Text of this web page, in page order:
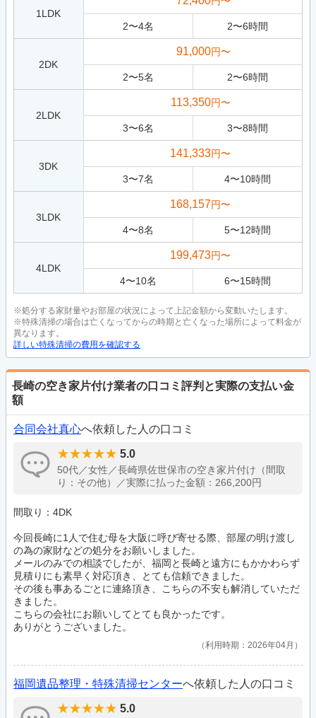
1LDK
2〜4名 2〜6時間
2DK
91,000円〜
2〜5名 2〜6時間
2LDK
113,350円〜
3〜6名 3〜8時間
3DK
141,333円〜
3〜7名 4〜10時間
3LDK
168,157円〜
4〜8名 5〜12時間
4LDK
199,473円〜
4〜10名 6〜15時間
※処分する家財量やお部屋の状況によって上記金額から変動いたします。
※特殊清掃の場合は亡くなってからの時期と亡くなった場所によって料金が
異なります。
詳しい特殊清掃の費用を確認する
長崎の空き家片付け業者の口コミ評判と実際の支払い金
額
合同会社真心へ依頼した人の口コミ
5.0
50代／女性／長崎県佐世保市の空き家片付け（間取
り：その他）／実際に払った金額：266,200円
間取り：4DK
今回長崎に1人で住む母を大阪に呼び寄せる際、部屋の明け渡し
の為の家財などの処分をお願いしました。
メールのみでの相談でしたが、福岡と長崎と遠方にもかかわらず
見積りにも素早く対応頂き、とても信頼できました。
その後も事あるごとに連絡頂き、こちらの不安も解消していただ
きました。
こちらの会社にお願いしてとても良かったです。
ありがとうございました。
利用時期：2026年04月
福岡遺品整理・特殊清掃センターへ依頼した人の口コミ
5.0